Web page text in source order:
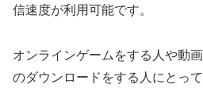
信速度が利用可能です。
オンラインゲームをする人や動
のダウンロードをする人にとって